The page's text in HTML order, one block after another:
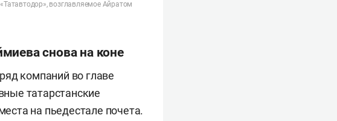
возглавляемое Айратом
снова на коне
компаний во главе
татарстанские
на пьедестале почета.